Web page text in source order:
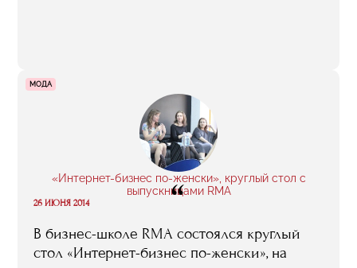
МОДА
«Интернет-бизнес по-женски», круглый стол с
выпускницами RMA
“
26 ИЮНЯ 2014
В бизнес-школе RMA состоялся круглый
стол «Интернет-бизнес по-женски», на